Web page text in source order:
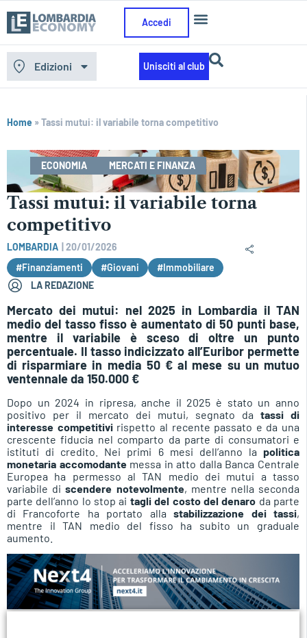
Accedi
Edizioni Unisciti al club
Home »Tassi mutui: il variabile torna competitivo
ECONOMIA MERCATI E FINANZA
Tassi mutui: il variabile torna
competitivo
LOMBARDIA
20/01/2026
#Finanziamenti
#Giovani
#Immobiliare
LA REDAZIONE
Mercato dei mutui: nel 2025 in Lombardia il TAN
medio del tasso fisso è aumentato di 50 punti base,
mentre il variabile è sceso di oltre un punto
percentuale. Il tasso indicizzato all’Euribor permette
di risparmiare in media 50 € al mese su un mutuo
ventennale da 150.000 €
Dopo un 2024 in ripresa, anche il 2025 è stato un anno
positivo per il mercato dei mutui, segnato da tassi di
interesse competitivirispetto al recente passato e da una
crescente fiducia nel comparto da parte di consumatori e
istituti di credito. Nei primi 6 mesi dell’anno la politica
monetaria accomodantemessa in atto dalla Banca Centrale
Europea ha permesso al TAN medio dei mutui a tasso
variabile discendere notevolmente, mentre nella seconda
parte dell’anno lo stop ai tagli del costo del denaro da parte
di Francoforte ha portato allastabilizzazione dei tassi,
mentre il TAN medio del fisso ha subito un graduale
aumento.